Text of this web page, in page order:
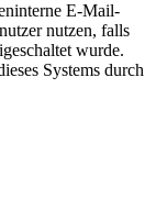
E-Mail-
nutzen, falls
wurde.
Systems durch